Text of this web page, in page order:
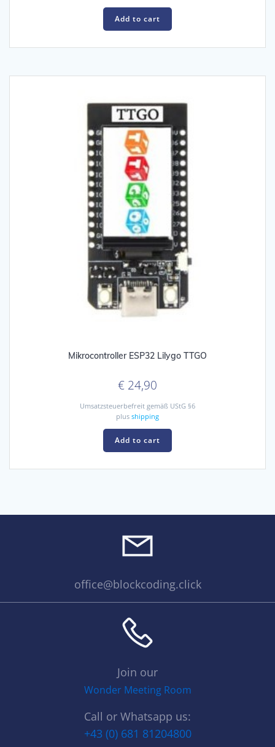
Add to cart
Mikrocontroller ESP32 Lilygo TTGO
€ 24,90
Umsatzsteuerbefreit gemäß UStG §6
plus shipping
Add to cart
office@blockcoding.click
Join our
Wonder Meeting Room
Call or Whatsapp us:
+43 (0) 681 81204800